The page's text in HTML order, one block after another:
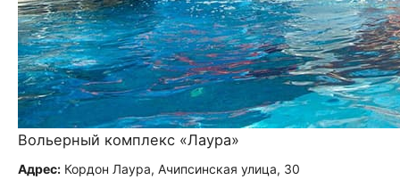
Вольерный комплекс «Лаура»
Адрес: Кордон Лаура, Ачипсинская улица, 30